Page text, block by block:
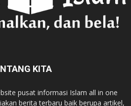
KITA
pusat informasi Islam all in one
berita terbaru baik berupa artikel,